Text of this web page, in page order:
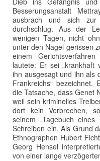
Besserungsanstalt
ausbrach und sich zur
durchschlug. Aus der
wenigen Tagen, nicht
unter den Nagel gerissen
einem
lautete: Er sei „krankhaft
ihn ausgesagt und ihn als
Frankreichs“ bezeichnet.
die Tatsache, dass Genet
weil sein kriminelles
dort kein Verbrechen,
seinem „Tagebuch
Schreiben ein. Als Grund
Ethnographen Hubert
Georg Hensel
von einer lange